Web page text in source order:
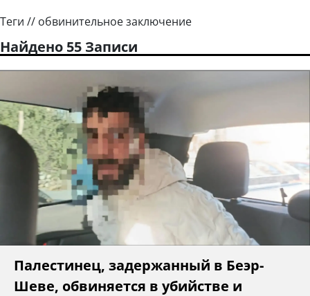
Теги // обвинительное заключение
Найдено 55 Записи
Палестинец, задержанный в Беэр-
Шеве, обвиняется в убийстве и